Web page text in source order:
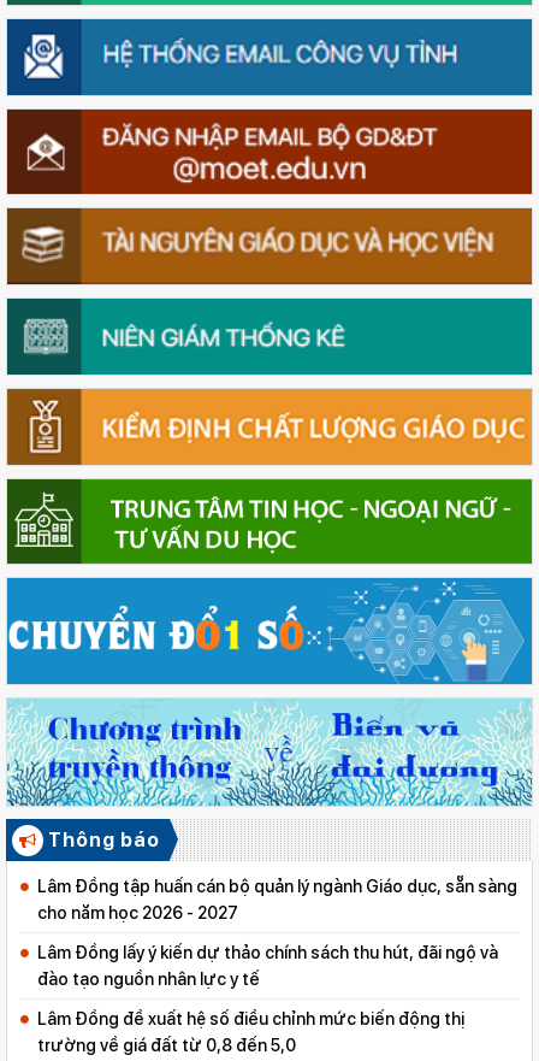
Thông báo
Lâm Đồng tập huấn cán bộ quản lý ngành Giáo dục, sẵn sàng
cho năm học 2026 - 2027
Lâm Đồng lấy ý kiến dự thảo chính sách thu hút, đãi ngộ và
đào tạo nguồn nhân lực y tế
Lâm Đồng đề xuất hệ số điều chỉnh mức biến động thị
trường về giá đất từ 0,8 đến 5,0